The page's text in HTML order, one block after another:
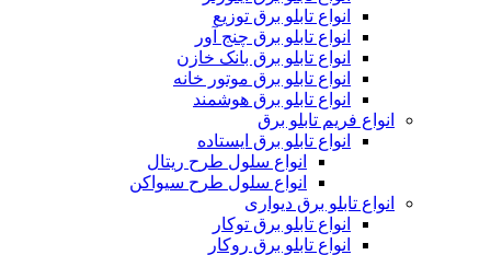
انواع تابلو برق توزیع
انواع تابلو برق چنج آور
انواع تابلو برق بانک خازن
انواع تابلو برق موتور خانه
انواع تابلو برق هوشمند
انواع فریم تابلو برق
انواع تابلو برق ایستاده
انواع سلول طرح ریتال
انواع سلول طرح سیواکن
انواع تابلو برق دیواری
انواع تابلو برق توکار
انواع تابلو برق روکار